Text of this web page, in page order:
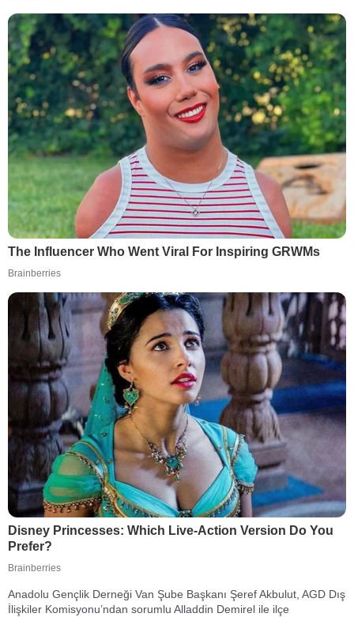
Anadolu Gençlik Derneği Van Şube Başkanı Şeref Akbulut, AGD Dış
İlişkiler Komisyonu’ndan sorumlu Alladdin Demirel ile ilçe